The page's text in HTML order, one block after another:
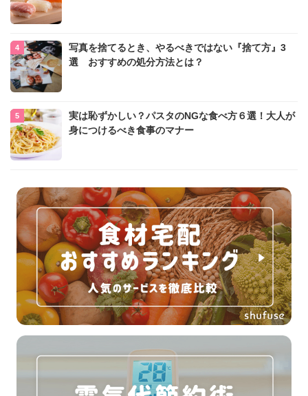
写真を捨てるとき、やるべきではない『捨て方』3
選 おすすめの処分方法とは？
実は恥ずかしい？パスタのNGな食べ方６選！大人が
身につけるべき食事のマナー